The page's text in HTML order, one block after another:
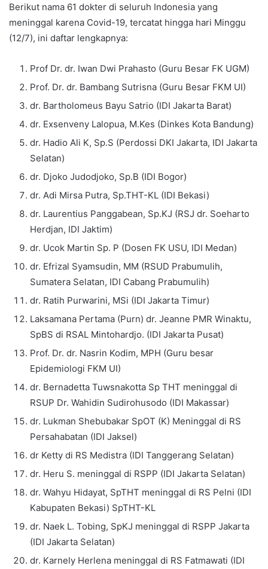
Berikut nama 61 dokter di seluruh Indonesia yang
meninggal karena Covid-19, tercatat hingga hari Minggu
(12/7), ini daftar lengkapnya:
Prof Dr. dr. Iwan Dwi Prahasto (Guru Besar FK UGM)
Prof. Dr. dr. Bambang Sutrisna (Guru Besar FKM UI)
dr. Bartholomeus Bayu Satrio (IDI Jakarta Barat)
dr. Exsenveny Lalopua, M.Kes (Dinkes Kota Bandung)
dr. Hadio Ali K, Sp.S (Perdossi DKI Jakarta, IDI Jakarta
Selatan)
dr. Djoko Judodjoko, Sp.B (IDI Bogor)
dr. Adi Mirsa Putra, Sp.THT-KL (IDI Bekasi)
dr. Laurentius Panggabean, Sp.KJ (RSJ dr. Soeharto
Herdjan, IDI Jaktim)
dr. Ucok Martin Sp. P (Dosen FK USU, IDI Medan)
dr. Efrizal Syamsudin, MM (RSUD Prabumulih,
Sumatera Selatan, IDI Cabang Prabumulih)
dr. Ratih Purwarini, MSi (IDI Jakarta Timur)
Laksamana Pertama (Purn) dr. Jeanne PMR Winaktu,
SpBS di RSAL Mintohardjo. (IDI Jakarta Pusat)
Prof. Dr. dr. Nasrin Kodim, MPH (Guru besar
Epidemiologi FKM UI)
dr. Bernadetta Tuwsnakotta Sp THT meninggal di
RSUP Dr. Wahidin Sudirohusodo (IDI Makassar)
dr. Lukman Shebubakar SpOT (K) Meninggal di RS
Persahabatan (IDI Jaksel)
dr Ketty di RS Medistra (IDI Tanggerang Selatan)
dr. Heru S. meninggal di RSPP (IDI Jakarta Selatan)
dr. Wahyu Hidayat, SpTHT meninggal di RS Pelni (IDI
Kabupaten Bekasi) SpTHT-KL
dr. Naek L. Tobing, SpKJ meninggal di RSPP Jakarta
(IDI Jakarta Selatan)
dr. Karnely Herlena meninggal di RS Fatmawati (IDI